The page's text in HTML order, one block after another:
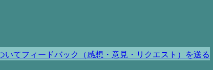
いてフィードバック（感想・意見・リクエスト）を送る